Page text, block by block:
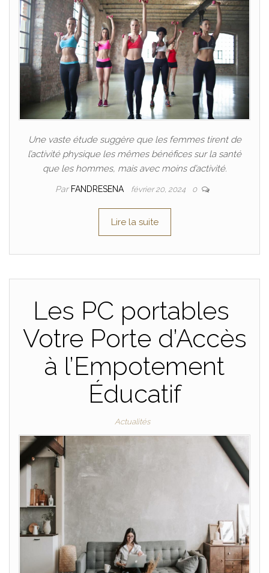
Une vaste étude suggère que les femmes tirent de
l’activité physique les mêmes bénéfices sur la santé
que les hommes, mais avec moins d’activité.
Par FANDRESENA février 20, 2024 0
Lire la suite
Les PC portables
Votre Porte d’Accès
à l’Empotement
Éducatif
Actualités